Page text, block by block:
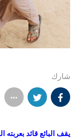
شارك
يقف البائع قائد